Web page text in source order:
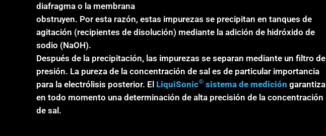
diafragma o la membrana
obstruyen. Por esta razón, estas impurezas se precipitan en tanques de
agitación (recipientes de disolución) mediante la adición de hidróxido de
sodio (NaOH).
Después de la precipitación, las impurezas se separan mediante un filtro de
presión. La pureza de la concentración de sal es de particular importancia
para la electrólisis posterior. El LiquiSonic® sistema de medición garantiza
en todo momento una determinación de alta precisión de la concentración
de sal.